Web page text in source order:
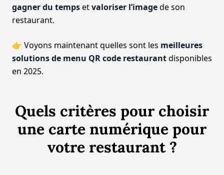
gagner du tempsetvaloriser l’imagede son
restaurant.
👉 Voyons maintenant quelles sont les meilleures
solutions de menu QR code restaurantdisponibles
en 2025.
Quels critères pour choisir
une carte numérique pour
votre restaurant ?